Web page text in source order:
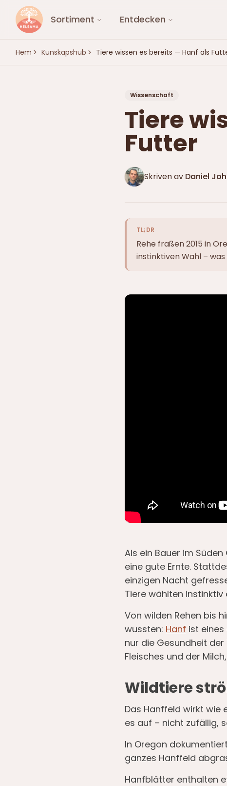
Sortiment Entdecken
Hem Kunskapshub Tiere wissen es bereits — Hanf als
Wissenschaft
Tiere
Futter
Skriven av Daniel
TL;DR
Rehe fraßen 2015 in
instinktiven Wahl –
Als ein Bauer im
eine gute Ernte.
einzigen Nacht
Tiere wählten
Von wilden Rehen bis
wussten: Hanf ist
nur die Gesundheit
Fleisches und der
Wildtiere
Das Hanffeld wirkt wie
es auf – nicht zufällig,
In Oregon
ganzes Hanffeld
Hanfblätter enthalten